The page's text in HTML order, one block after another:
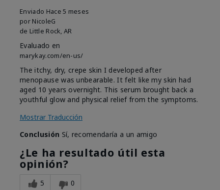
Enviado Hace 5 meses
por NicoleG
de Little Rock, AR
Evaluado en
marykay.com/en-us/
The itchy, dry, crepe skin I developed after
menopause was unbearable. It felt like my skin had
aged 10 years overnight. This serum brought back a
youthful glow and physical relief from the symptoms.
Mostrar Traducción
Conclusión Sí, recomendaría a un amigo
¿Le ha resultado útil esta
opinión?
5 0